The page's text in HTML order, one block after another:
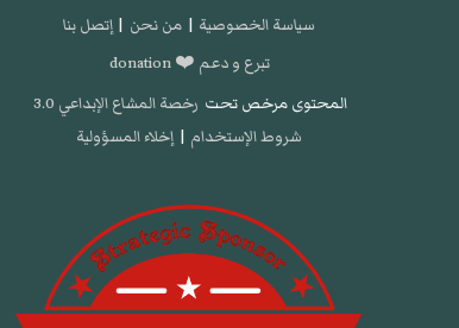
سياسة الخصوصية | من نحن | إتصل بنا
تبرع و دعم ❤️ donation
المحتوى مرخص تحت رخصة المشاع الإبداعي 3.0
شروط الإستخدام | إخلاء المسؤولية